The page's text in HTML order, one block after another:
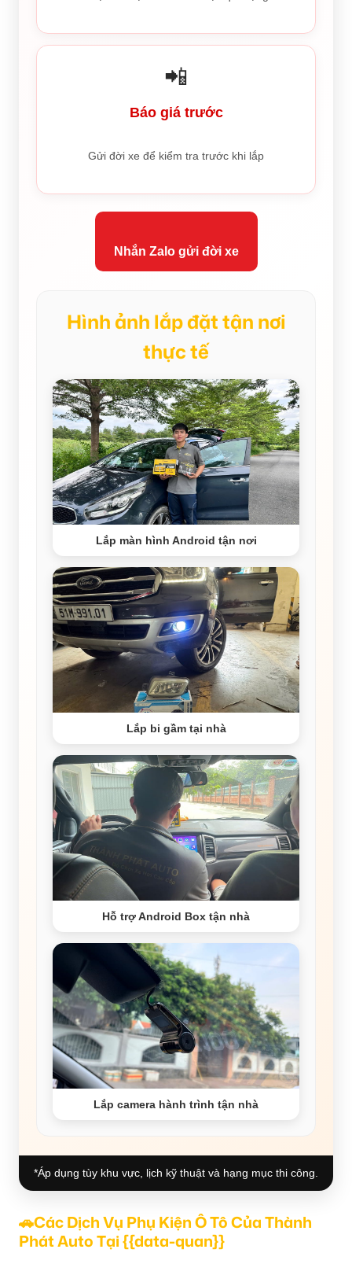
📲
Báo giá trước
Gửi đời xe để kiểm tra trước khi lắp
Nhắn Zalo gửi đời xe
Hình ảnh lắp đặt tận nơi
thực tế
Lắp màn hình Android tận nơi
Lắp bi gầm tại nhà
Hỗ trợ Android Box tận nhà
Lắp camera hành trình tận nhà
*Áp dụng tùy khu vực, lịch kỹ thuật và hạng mục thi công.
🚗Các Dịch Vụ Phụ Kiện Ô Tô Của Thành
Phát Auto Tại {{data-quan}}